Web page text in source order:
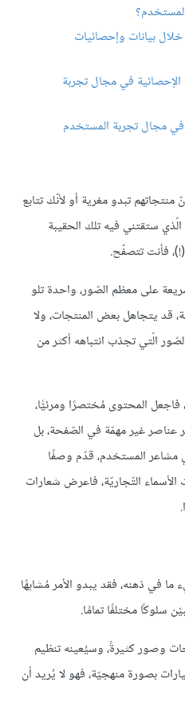
بيانات وإحصائيات
في مجال تجربة
منتجاتهم تبدو مغرية أو لأنّك تتابع
ستقتني فيه تلك الحقيبة
فأنت تتصفّح.
على معظم الصّور، واحدة تلو
قد يتجاهل بعض المنتجات، ولا
الّتي تجذب انتباهه أكثر من
فاجعل المحتوى مُختصرًا ومرئيًّا،
عناصر غير مهمّة في الصّفحة، بل
مشاعر المستخدم، قدّم وصفًا
التّجاريّة، فاعرض شعارات
في ذهنه، فقد يبدو الأمر مُشابهًا
سلوكًا مختلفًا تمامًا.
وصور كثيرةً، وسيُعينه تنظيم
بصورة منهجيّة، فهو لا يُريد أن